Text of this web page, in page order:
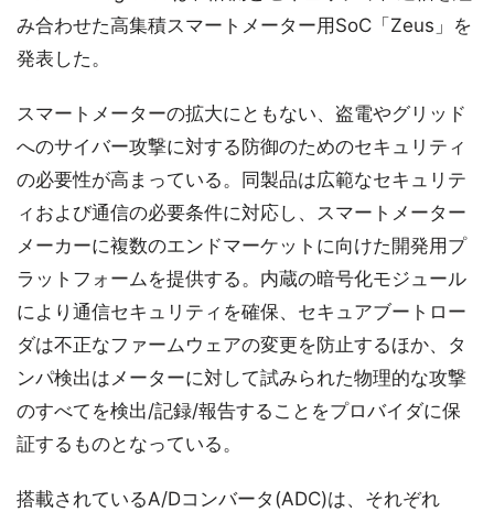
み合わせた高集積スマートメーター用SoC「Zeus」を
発表した。
スマートメーターの拡大にともない、盗電やグリッド
へのサイバー攻撃に対する防御のためのセキュリティ
の必要性が高まっている。同製品は広範なセキュリテ
ィおよび通信の必要条件に対応し、スマートメーター
メーカーに複数のエンドマーケットに向けた開発用プ
ラットフォームを提供する。内蔵の暗号化モジュール
により通信セキュリティを確保、セキュアブートロー
ダは不正なファームウェアの変更を防止するほか、タ
ンパ検出はメーターに対して試みられた物理的な攻撃
のすべてを検出/記録/報告することをプロバイダに保
証するものとなっている。
搭載されているA/Dコンバータ(ADC)は、それぞれ